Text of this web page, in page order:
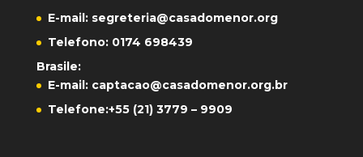
E-mail: segreteria@casadomenor.org
Telefono: 0174 698439
Brasile:
E-mail: captacao@casadomenor.org.br
Telefone:+55 (21) 3779 – 9909